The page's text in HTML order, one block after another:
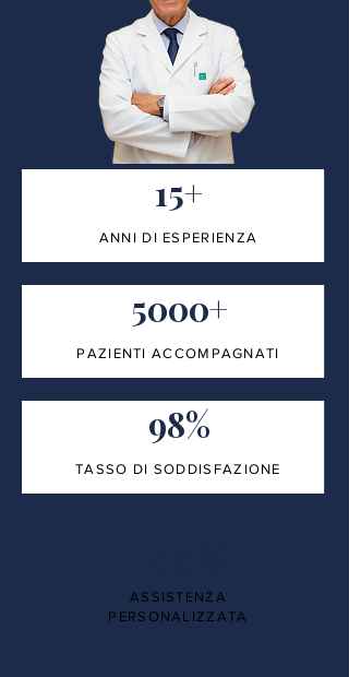
15+
ANNI DI ESPERIENZA
5000+
PAZIENTI ACCOMPAGNATI
98%
TASSO DI SODDISFAZIONE
ASSISTENZA
PERSONALIZZATA